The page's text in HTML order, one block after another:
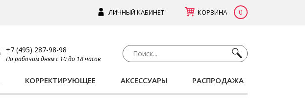
ЛИЧНЫЙ КАБИНЕТ КОРЗИНА 0
+7 (495) 287-98-98
По рабочим дням с 10 до 18 часов
КОРРЕКТИРУЮЩЕЕ АКСЕССУАРЫ РАСПРОДАЖА